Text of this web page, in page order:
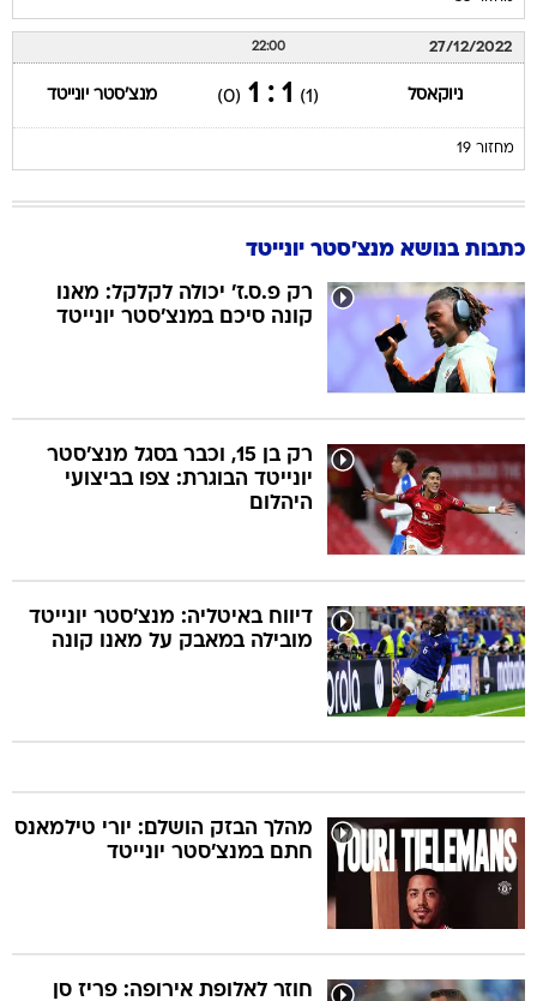
27/12/2022
22:00
ניוקאסל (1)
1 : 1
(0) מנצ'סטר יונייטד
מחזור 19
כתבות בנושא מנצ'סטר יונייטד
רק פ.ס.ז' יכולה לקלקל: מאנו
קונה סיכם במנצ'סטר יונייטד
רק בן 15, וכבר בסגל מנצ'סטר
יונייטד הבוגרת: צפו בביצועי
היהלום
דיווח באיטליה: מנצ'סטר יונייטד
מובילה במאבק על מאנו קונה
מהלך הבזק הושלם: יורי טילמאנס
חתם במנצ'סטר יונייטד
חוזר לאלופת אירופה: פריז סן